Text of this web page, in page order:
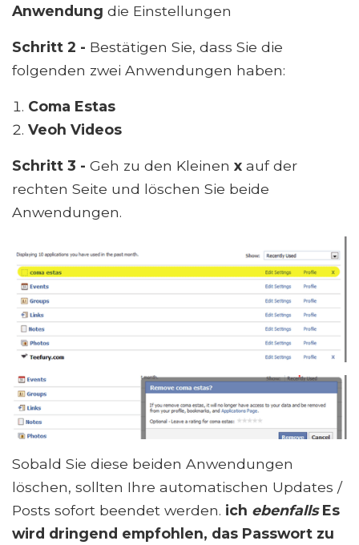
Anwendung die Einstellungen
Schritt 2 - Bestätigen Sie, dass Sie die
folgenden zwei Anwendungen haben:
Coma Estas
Veoh Videos
Schritt 3 - Geh zu den Kleinen x auf der
rechten Seite und löschen Sie beide
Anwendungen.
Sobald Sie diese beiden Anwendungen
löschen, sollten Ihre automatischen Updates /
Posts sofort beendet werden. ich ebenfallsEs
wird dringend empfohlen, das Passwort zu